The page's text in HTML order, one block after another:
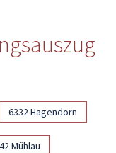
6332 Hagendorn
Mühlau